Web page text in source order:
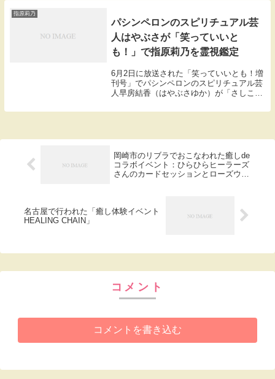
指原莉乃
パシンペロンのスピリチュアル芸
人はやぶさが「笑っていいと
も！」で指原莉乃を霊視鑑定
6月2日に放送された「笑っていいとも！増
刊号」でパシンペロンのスピリチュアル芸
人早房結香（はやぶさゆか）が「さしこ」
子を紹介します。はやぶさ「まずはオーラ
岡崎市のリブラでおこなわれた癒しde
コラボイベント：ひらひらヒーラーズ
さんのカードセッションとローズウイ
名古屋で行われた「癒し体験イベント
HEALING CHAIN」
コメント
コメントを書き込む